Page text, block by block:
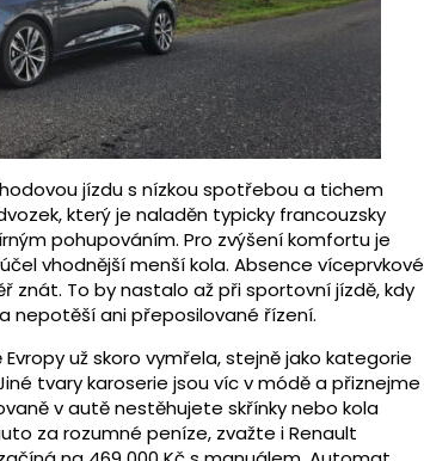
jízdu s nízkou spotřebou a tichem
který je naladěn typicky francouzsky
pohupováním. Pro zvýšení komfortu je
vhodnější menší kola. Absence víceprvkové
znát. To by nastalo až při sportovní jízdě, kdy
nepotěší ani přeposilované řízení.
už skoro vymřela, stejně jako kategorie
tvary karoserie jsou víc v módě a přiznejme
v autě nestěhujete skřínky nebo kola
za rozumné peníze, zvažte i Renault